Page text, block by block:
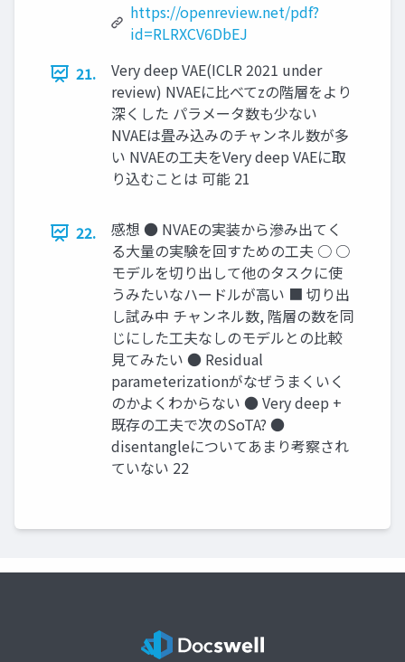
https://openreview.net/pdf?
id=RLRXCV6DbEJ
21.
Very deep VAE(ICLR 2021 under
review) NVAEに比べてzの階層をより
深くした パラメータ数も少ない
NVAEは畳み込みのチャンネル数が多
い NVAEの工夫をVery deep VAEに取
り込むことは 可能 21
22.
感想 ● NVAEの実装から滲み出てく
る大量の実験を回すための工夫 ○ ○
モデルを切り出して他のタスクに使
うみたいなハードルが高い ■ 切り出
し試み中 チャンネル数, 階層の数を同
じにした工夫なしのモデルとの比較
見てみたい ● Residual
parameterizationがなぜうまくいく
のかよくわからない ● Very deep +
既存の工夫で次のSoTA? ●
disentangleについてあまり考察され
ていない 22